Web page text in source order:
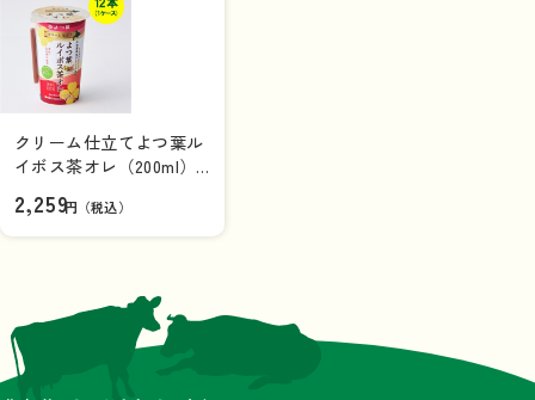
クリーム仕立てよつ葉ル
イボス茶オレ（200ml）
2,259円（税込）